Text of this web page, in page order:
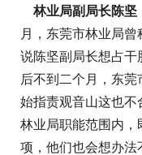
林业局副局长陈坚
月，东莞市林业局
说陈坚副局长想占干
后不到二个月，东莞
始指责观音山这也不
林业局职能范围内，
项，他们也会想办法